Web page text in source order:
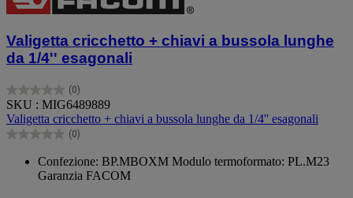
Valigetta cricchetto + chiavi a bussola lunghe
da 1/4'' esagonali
(0)
0.0
su
5
stelle.
SKU : MIG6489889
Valigetta cricchetto + chiavi a bussola lunghe da 1/4'' esagonali
(0)
0.0
Confezione: BP.MBOXM Modulo termoformato: PL.M23
Garanzia FACOM